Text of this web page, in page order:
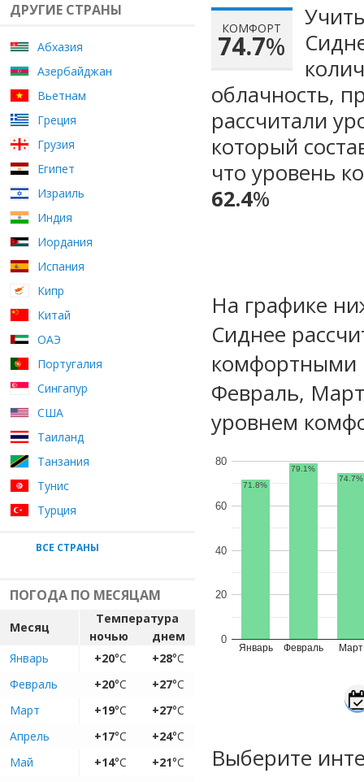
ДРУГИЕ СТРАНЫ
Абхазия
Азербайджан
Вьетнам
Греция
Грузия
Египет
Израиль
Индия
Иордания
Испания
Кипр
Китай
ОАЭ
Португалия
Сингапур
США
Таиланд
Танзания
Тунис
Турция
ВСЕ СТРАНЫ
ПОГОДА ПО МЕСЯЦАМ
Месяц
Температура
ночью
днем
Январь
+20°C +28°C
Февраль
+20°C +27°C
Март
+19°C +27°C
Апрель
+17°C +24°C
Май
+14°C +21°C
КОМФОРТ
74.7%
облачность,
рассчитали
который
что уровень
62.4%
На графике
Сиднее
комфортными
Февраль,
уровнем
Январь Февраль Март
0
20
40
60
80
71.8%
79.1%
74.7%
Выберите